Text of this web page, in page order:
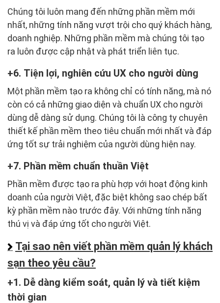
Chúng tôi luôn mang đến những phần mềm mới
nhất, những tính năng vượt trội cho quý khách hàng,
doanh nghiệp. Những phần mềm mà chúng tôi tạo
ra luôn được cập nhật và phát triển liên tục.
6. Tiện lợi, nghiên cứu UX cho người dùng
Một phần mềm tạo ra không chỉ có tính năng, mà nó
còn có cả những giao diện và chuẩn UX cho người
dùng dễ dàng sử dụng. Chúng tôi là công ty chuyên
thiết kế phần mềm theo tiêu chuẩn mới nhất và đáp
ứng tốt sự trải nghiệm của người dùng hiện nay.
7. Phần mềm chuẩn thuần Việt
Phần mềm được tạo ra phù hợp với hoạt động kinh
doanh của người Việt, đặc biệt không sao chép bất
kỳ phần mềm nào trước đây. Với những tính năng
thú vị và đáp ứng tốt cho người Việt.
Tại sao nên viết phần mềm quản lý khách
sạn theo yêu cầu?
1. Dễ dàng kiểm soát, quản lý và tiết kiệm
thời gian